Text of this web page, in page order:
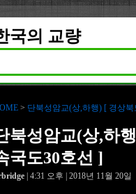
국의 교량
> 단북성암교(상,하행) [ 경상
북성암교(상,하
국도30호선 ]
| 4:31 오후 | 2018년 11월 20일